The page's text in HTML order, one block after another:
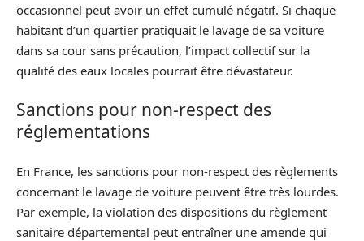
occasionnel peut avoir un effet cumulé négatif. Si chaque
habitant d’un quartier pratiquait le lavage de sa voiture
dans sa cour sans précaution, l’impact collectif sur la
qualité des eaux locales pourrait être dévastateur.
Sanctions pour non-respect des
réglementations
En France, les sanctions pour non-respect des règlements
concernant le lavage de voiture peuvent être très lourdes.
Par exemple, la violation des dispositions du règlement
sanitaire départemental peut entraîner une amende qui